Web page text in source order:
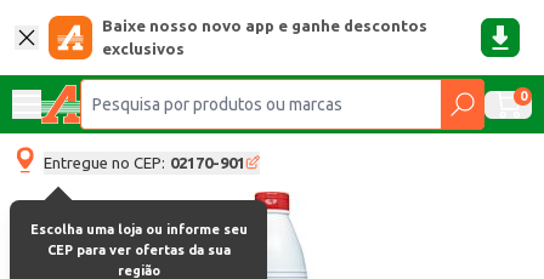
Baixe nosso novo app e ganhe descontos
exclusivos
0
Entregue no CEP: 02170-901
Escolha uma loja ou informe seu
CEP para ver ofertas da sua
região